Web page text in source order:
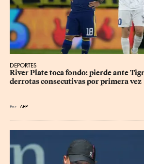
DEPORTES
River Plate toca fondo: pierde ante
derrotas consecutivas por primera vez
Por AFP